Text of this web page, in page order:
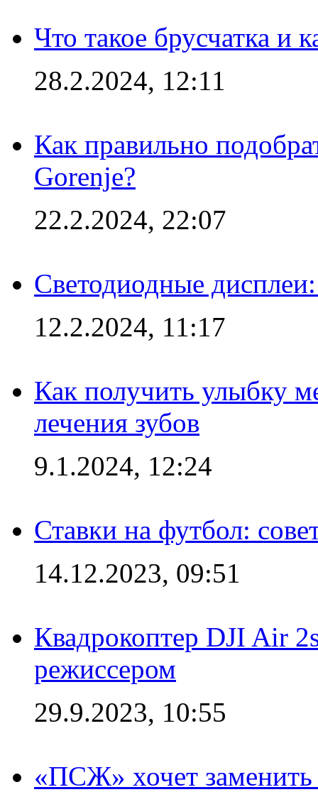
Что такое брусчатка и
28.2.2024, 12:11
Как правильно
Gorenje?
22.2.2024, 22:07
Светодиодные
12.2.2024, 11:17
Как получить улыбку
лечения зубов
9.1.2024, 12:24
Ставки на футбол:
14.12.2023, 09:51
Квадрокоптер DJI Air
режиссером
29.9.2023, 10:55
«ПСЖ» хочет